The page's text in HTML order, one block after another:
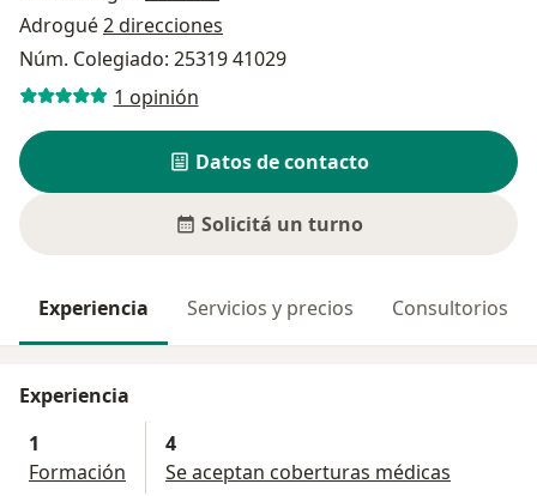
Adrogué2 direcciones
Núm. Colegiado: 25319 41029
1 opinión
Datos de contacto
Solicitá un turno
Experiencia Servicios y precios Consultorios
Experiencia
1
Formación
4
Se aceptan coberturas médicas